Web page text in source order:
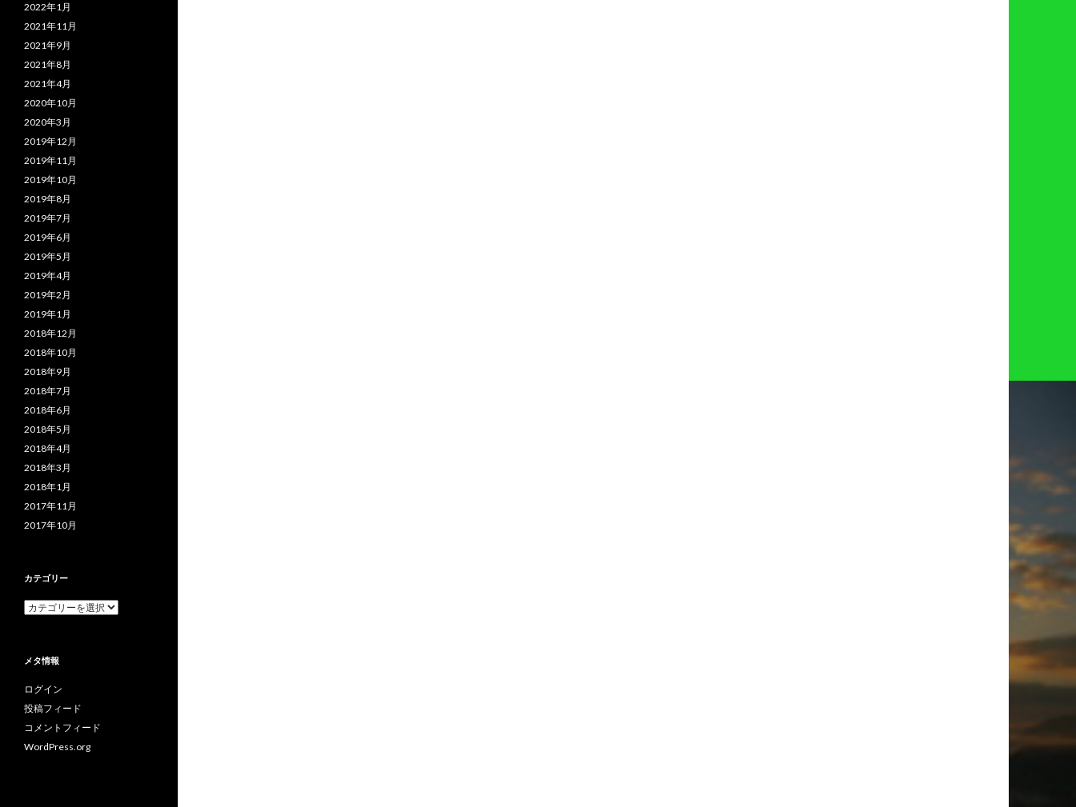
2022年1月
2021年11月
2021年9月
2021年8月
2021年4月
2020年10月
2020年3月
2019年12月
2019年11月
2019年10月
2019年8月
2019年7月
2019年6月
2019年5月
2019年4月
2019年2月
2019年1月
2018年12月
2018年10月
2018年9月
2018年7月
2018年6月
2018年5月
2018年4月
2018年3月
2018年1月
2017年11月
2017年10月
カテゴリー
カ
ー
メタ情報
ログイン
投稿フィード
コメントフィード
WordPress.org